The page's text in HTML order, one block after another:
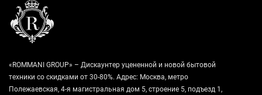
«ROMMANI GROUP» – Дискаунтер уцененной и новой бытовой
техники со скидками от 30-80%. Адрес: Москва, метро
Полежаевская, 4-я магистральная дом 5, строение 5, подъезд 1,